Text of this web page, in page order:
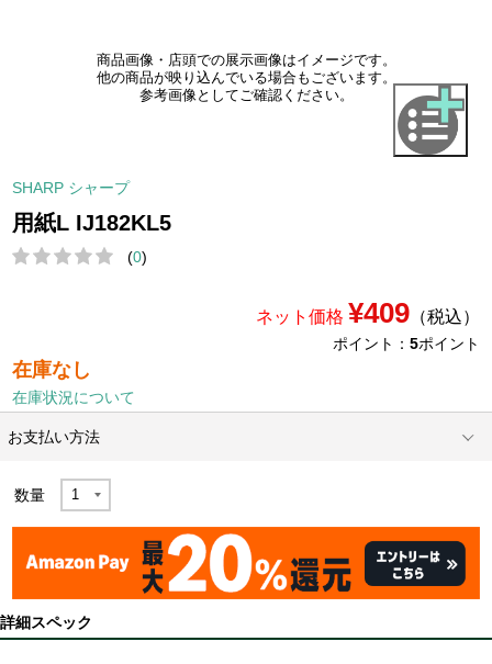
商品画像・店頭での展示画像はイメージです。
他の商品が映り込んでいる場合もございます。
参考画像としてご確認ください。
SHARP シャープ
用紙L IJ182KL5
(0)
ネット価格 ¥409（税込）
ポイント： 5ポイント
在庫なし
在庫状況について
お支払い方法
数量
詳細スペック